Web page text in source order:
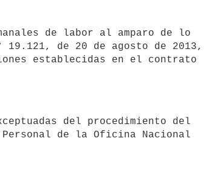
de 20 de agosto de 2013,
establecidas en el contrato
Personal de la Oficina Nacional